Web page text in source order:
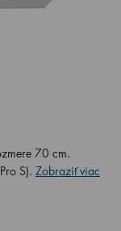
70 cm.
S). Zobraziť viac